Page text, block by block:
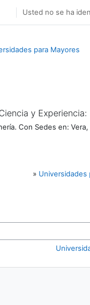
Usted no se ha
para Mayores
y Experiencia:
Con Sedes en:
» Universidades